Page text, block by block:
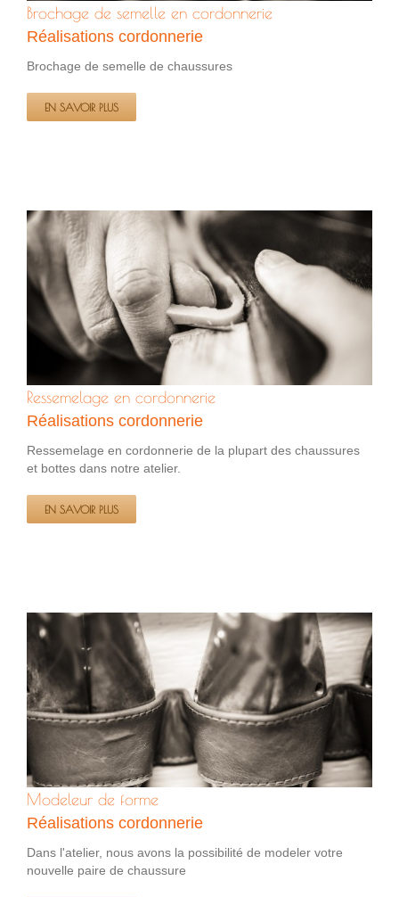
Brochage de semelle en cordonnerie
Réalisations cordonnerie
Brochage de semelle de chaussures
EN SAVOIR PLUS
Ressemelage en cordonnerie
Réalisations cordonnerie
Ressemelage en cordonnerie de la plupart des chaussures
et bottes dans notre atelier.
EN SAVOIR PLUS
Modeleur de forme
Réalisations cordonnerie
Dans l'atelier, nous avons la possibilité de modeler votre
nouvelle paire de chaussure